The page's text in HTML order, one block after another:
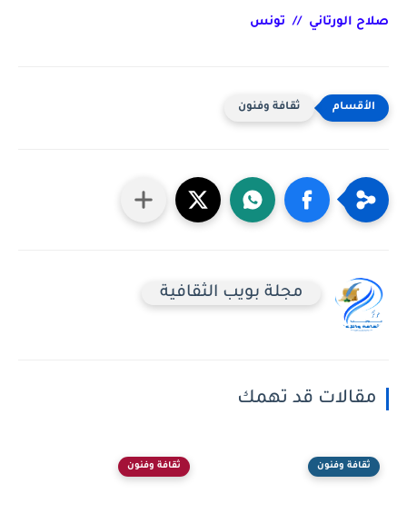
صلاح الورتاني  //  تونس
ثقافة وفنون
مجلة بويب الثقافية
مقالات قد تهمك
ثقافة وفنون ثقافة وفنون